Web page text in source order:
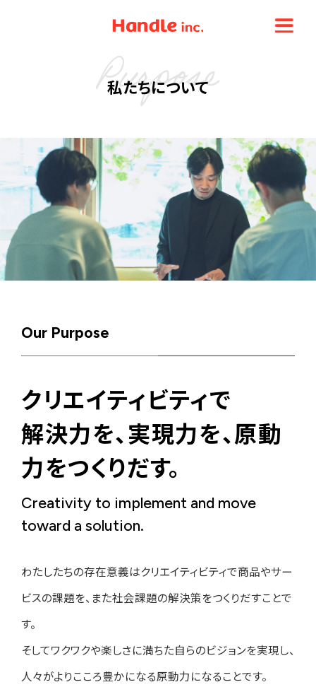
Handle
私たちについて
Our Purpose
クリエイティビティで
解決力を、実現力を、原動
力をつくりだす。
Creativity to implement and move
toward a solution.
わたしたちの存在意義はクリエイティビティで商品やサー
ビスの課題を、また社会課題の解決策をつくりだすことで
す。
そしてワクワクや楽しさに満ちた自らのビジョンを実現し、
人々がよりこころ豊かになる原動力になることです。